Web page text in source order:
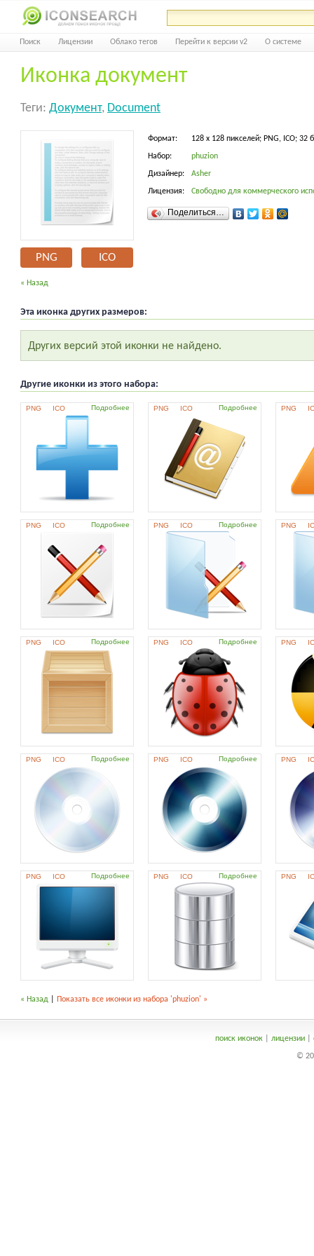
Поиск Лицензии Облако тегов Перейти к версии v2 О системе
Иконка документ
Теги: Документ, Document
PNG ICO
Формат: 128 x 128 пикселей; PNG, ICO; 32
Набор: phuzion
Дизайнер: Asher
Лицензия: Свободно для коммерческого
Поделиться…
« Назад
Эта иконка других размеров:
Других версий этой иконки не найдено.
Другие иконки из этого набора:
PNG ICO Подробнее PNG ICO Подробнее PNG
PNG ICO Подробнее PNG ICO Подробнее PNG
PNG ICO Подробнее PNG ICO Подробнее PNG
PNG ICO Подробнее PNG ICO Подробнее PNG
PNG ICO Подробнее PNG ICO Подробнее PNG
« Назад Показать все иконки из набора 'phuzion' »
поиск иконок| лицензии|
©